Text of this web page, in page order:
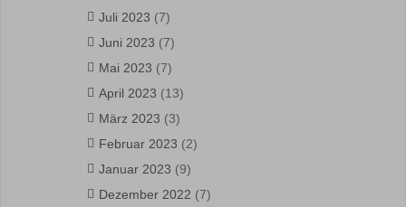
Juli 2023 (7)
Juni 2023 (7)
Mai 2023 (7)
April 2023 (13)
März 2023 (3)
Februar 2023 (2)
Januar 2023 (9)
Dezember 2022 (7)